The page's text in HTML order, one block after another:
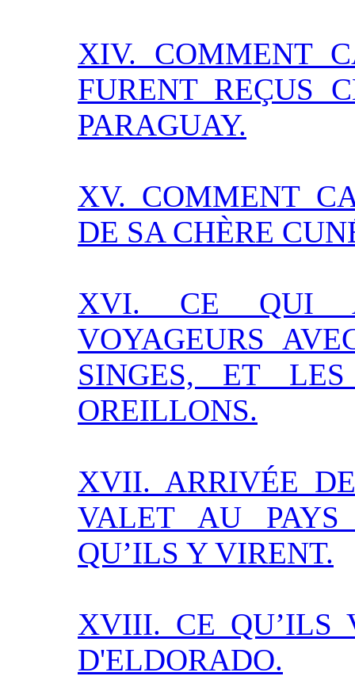
XIV. COMMENT
FURENT REÇUS
PARAGUAY.
XV. COMMENT
DE SA CHÈRE
XVI. CE QUI
VOYAGEURS
SINGES, ET LES
OREILLONS.
XVII. ARRIVÉE
VALET AU PAYS
QU’ILS Y VIRENT.
XVIII. CE QU’ILS
D'ELDORADO.